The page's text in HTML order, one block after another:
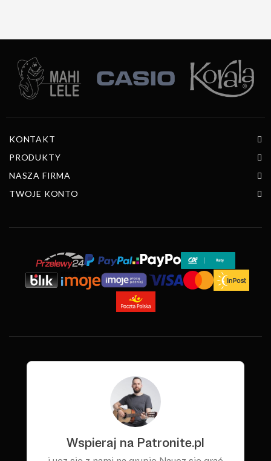
KONTAKT
PRODUKTY
NASZA FIRMA
TWOJE KONTO